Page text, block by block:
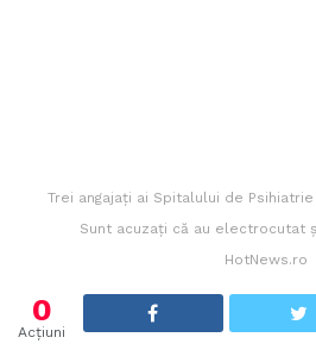
Trei angajați ai Spitalului de
Sunt acuzați că au electrocutat
HotNews.ro
0
Acțiuni